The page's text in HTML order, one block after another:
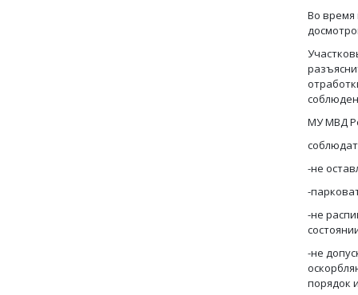
Во время
МУ МВД
-не
-
-не
-не
порядок